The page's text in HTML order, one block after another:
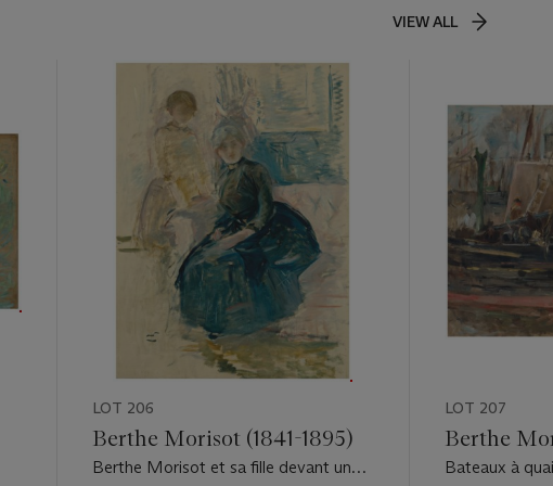
VIEW ALL
LOT 206
Berthe Morisot (1841-1895)
Berthe Morisot et sa fille devant une
LOT 207
Berthe
Bateaux à quai